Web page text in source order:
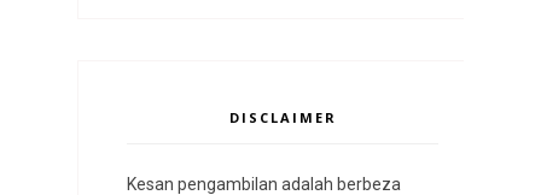
DISCLAIMER
Kesan pengambilan adalah berbeza